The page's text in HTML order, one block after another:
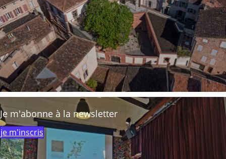
Je m'abonne à la newsletter
je m'inscris